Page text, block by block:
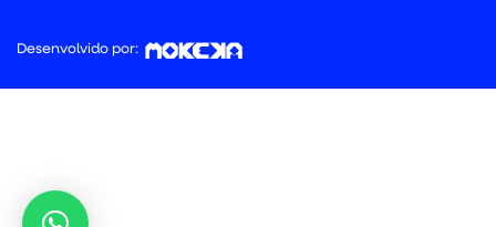
Desenvolvido por: